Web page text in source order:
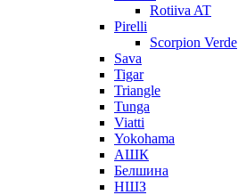
Rotiiva AT
Pirelli
Scorpion Verde
Sava
Tigar
Triangle
Tunga
Viatti
Yokohama
АШК
Белшина
НШЗ